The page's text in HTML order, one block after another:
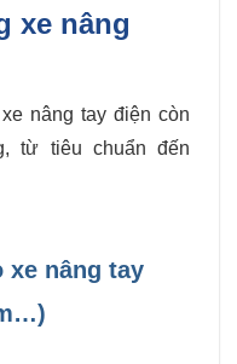
xe nâng
nâng tay điện còn
từ tiêu chuẩn đến
xe nâng tay